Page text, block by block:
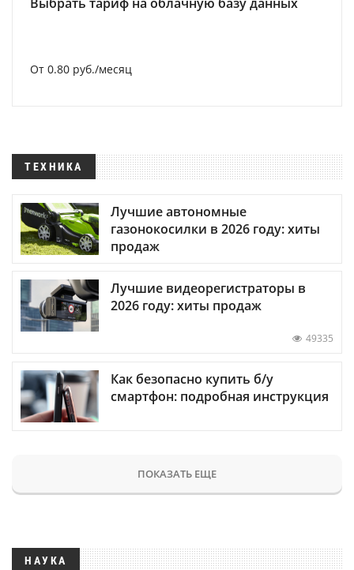
От 0.80 руб./месяц
ТЕХНИКА
Лучшие автономные
газонокосилки в 2026 году: хиты
продаж
Лучшие видеорегистраторы в
2026 году: хиты продаж
49335
Как безопасно купить б/у
смартфон: подробная инструкция
ПОКАЗАТЬ ЕЩЕ
НАУКА